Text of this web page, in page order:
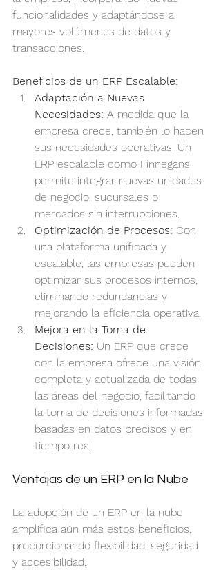
funcionalidades y adaptándose a
mayores volúmenes de datos y
transacciones.
Beneficios de un ERP Escalable:
Adaptación a Nuevas
Necesidades: A medida que la
empresa crece, también lo hacen
sus necesidades operativas. Un
ERP escalable como Finnegans
permite integrar nuevas unidades
de negocio, sucursales o
mercados sin interrupciones.
Optimización de Procesos: Con
una plataforma unificada y
escalable, las empresas pueden
optimizar sus procesos internos,
eliminando redundancias y
mejorando la eficiencia operativa.
Mejora en la Toma de
Decisiones: Un ERP que crece
con la empresa ofrece una visión
completa y actualizada de todas
las áreas del negocio, facilitando
la toma de decisiones informadas
basadas en datos precisos y en
tiempo real.
Ventajas de un ERP en la Nube
La adopción de un ERP en la nube
amplifica aún más estos beneficios,
proporcionando flexibilidad, seguridad
y accesibilidad.